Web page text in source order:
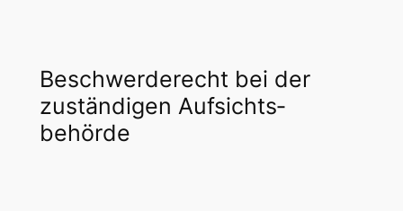
Beschwerde­recht bei der
zuständigen Aufsichts­
behörde